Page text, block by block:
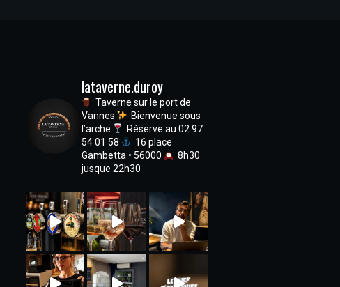
lataverne.duroy
Taverne sur le port de
Vannes
Bienvenue sous
l’arche
Réserve au 02 97
54 01 58
16 place
Gambetta • 56000
8h30
jusque 22h30